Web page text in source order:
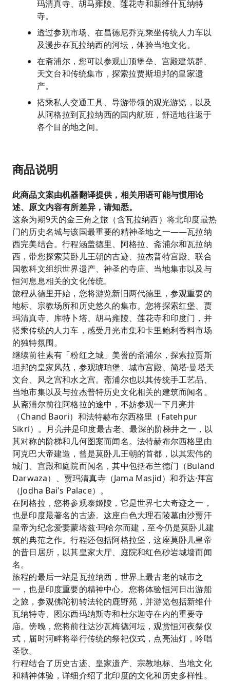
玛清真寺、胡马雍陵、莲花寺和新维什瓦纳特
寺。
透过参观市场、在昌德尼乔克乘坐传统人力车以
及漫步在瓦拉纳西的河坛，体验当地文化。
在斋浦尔，您可以参观山顶堡垒、宫殿建筑群、
天文台和传统集市，探索拉贾斯坦邦的皇家遗
产。
搭乘私人交通工具、导游带领的观光游览，以及
从阿格拉到瓦拉纳西的国内航班，舒适地往返于
各个目的地之间。
商品说明
此商品文案由机器翻译提供，相关用语可能与惯用论
述、原文内容有所差异，请知悉。
这条为期9天的金三角之旅（含瓦拉纳西）将北印度最热
门的历史名城与该国最重要的精神圣地之一——瓦拉纳
西完美结合。行程涵盖德里、阿格拉、斋浦尔和瓦拉纳
西，带您探索莫卧儿王朝的古迹、拉杰普特宫殿、联合
国教科文组织世界遗产、神圣的寺庙、当地集市以及与
恒河息息相关的文化传统。
旅程从德里开始，您将游览新旧两代德里，参观重要的
地标、宗教场所和历史悠久的集市。您将探索红堡、贾
玛清真寺、库特卜塔、胡马雍陵、莲花寺和印度门，并
搭乘传统的人力车，感受月光市集和卡里鲍利香料市场
的独特氛围。
继续前往素有「粉红之城」美誉的斋浦尔，探索拉贾斯
坦邦的皇家风范，参观琥珀堡、城市宫殿、简塔·曼塔天
文台、风之宫和水之宫。斋浦尔也以其传统手工艺品、
当地市集以及与拉杰普特历史文化相关的建筑而闻名。
从斋浦尔前往阿格拉的途中，不妨参观一下月亮井
（Chand Baori）和法特赫布尔西格里（Fatehpur
Sikri）。月亮井是印度最古老、最深的阶梯井之一，以
其对称的阶梯和几何图案而闻名。法特赫布尔西格里由
阿克巴大帝建造，曾是莫卧儿王朝的首都，以其宏伟的
城门、宫殿和庭院而闻名，其中包括布兰德门（Buland
Darwaza）、贾玛清真寺（Jama Masjid）和乔达·拜宫
（Jodha Bai's Palace）。
在阿格拉，您将参观泰姬陵，它是世界七大奇迹之一，
也是印度最著名的古迹。这座白色大理石陵墓由沙贾汗
皇帝为纪念爱妻蒙塔兹·玛哈尔而建，至今仍是莫卧儿建
筑的典范之作。行程还包括阿格拉堡，这座莫卧儿皇帝
的昔日居所，以其皇家大厅、庭院和红色砂岩城墙而闻
名。
旅程的最后一站是瓦拉纳西，世界上最古老的城市之
一，也是印度重要的精神中心。您将体验恒河日出游船
之旅，参观佛陀初转法轮的鹿野苑，并游览包括新维什
瓦纳特寺、图尔西玛纳斯寺和杜尔迦寺在内的重要寺
庙。傍晚，您将前往达沙瓦梅德河坛，观赏恒河夜祭仪
式，届时河畔将举行传统的祭祀仪式，点亮油灯，吟唱
圣歌。
行程结合了历史古迹、皇家遗产、宗教地标、当地文化
和精神体验，详细介绍了北印度的文化和历史多样性。